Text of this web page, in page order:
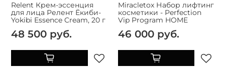
Relent Крем-эссенция
для лица Релент Ёкиби-
Yokibi Essence Cream, 20 г
48 500 руб.
Miracletox Набор лифтинг
косметики - Perfection
Vip Program HOME
46 000 руб.